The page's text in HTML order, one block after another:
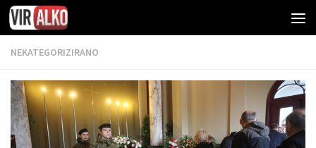
NEKATEGORIZIRANO